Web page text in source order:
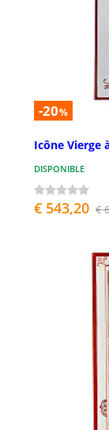
-20%
Icône Vierge
DISPONIBLE
€ 543,20 €